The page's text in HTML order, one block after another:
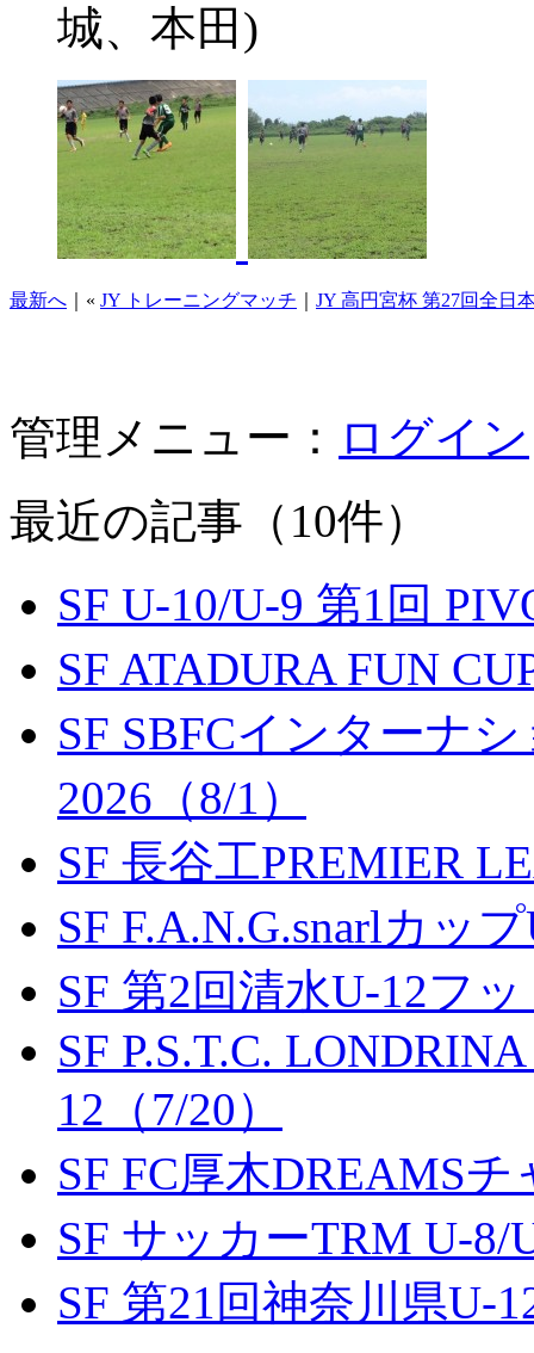
城、本田)
最新へ ｜« JY トレーニングマッチ JY 高円宮杯 第27回全日
管理メニュー： ログイン
最近の記事（10件）
SF U-10/U-9 第1回
SF ATADURA FUN
SF SBFCインターナ
2026（8/1）
SF 長谷工PREMIER
SF F.A.N.G.snarlカッ
SF 第2回清水U-12フ
SF P.S.T.C.
12（7/20）
SF FC厚木DREAMS
SF サッカーTRM U-8/
SF 第21回神奈川県U-